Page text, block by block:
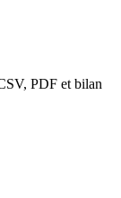
PDF et bilan